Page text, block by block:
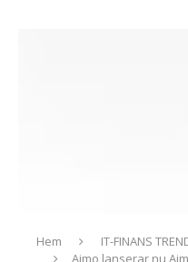
Hem IT-FINANS
Aimo lanserar nu